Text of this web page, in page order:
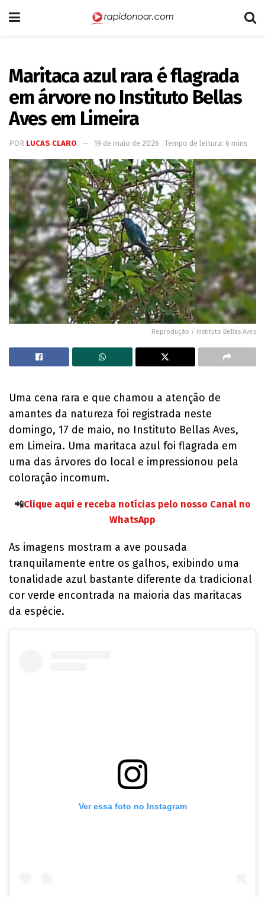
Maritaca azul rara é flagrada
em árvore no Instituto Bellas
Aves em Limeira
POR LUCAS CLARO 19 de maio de 2026 Tempo de leitura: 6 mins
Reprodução / Instituto Bellas Aves
Uma cena rara e que chamou a atenção de
amantes da natureza foi registrada neste
domingo, 17 de maio, no Instituto Bellas Aves,
em Limeira. Uma maritaca azul foi flagrada em
uma das árvores do local e impressionou pela
coloração incomum.
📲Clique aqui e receba notícias pelo nosso Canal no
WhatsApp
As imagens mostram a ave pousada
tranquilamente entre os galhos, exibindo uma
tonalidade azul bastante diferente da tradicional
cor verde encontrada na maioria das maritacas
da espécie.
Ver essa foto no Instagram